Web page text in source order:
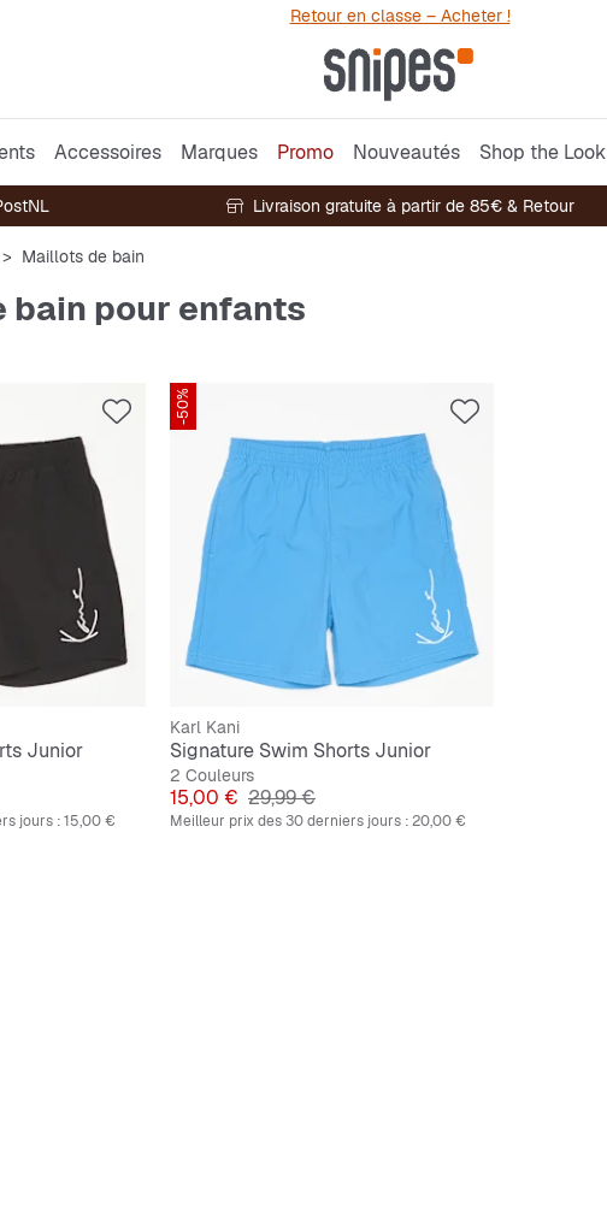
Retour en classe – Acheter !
Accessoires Marques Promo Nouveautés Shop the Look
Livraison gratuite à partir de 85€ & Retour
Maillots de bain
bain pour enfants
Junior
jours :15,00 €
-50%
Karl Kani
Signature Swim Shorts Junior
2 Couleurs
Prix
15,00 € Prix original
29,99 €
Meilleur prix des 30 derniers jours :20,00 €